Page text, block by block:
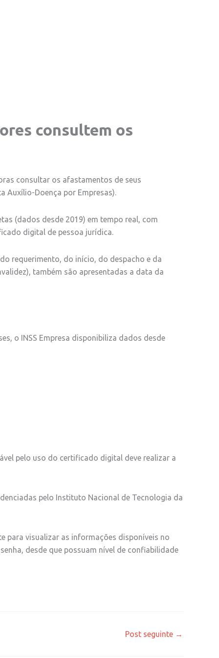
consultem os
consultar os afastamentos de seus
Auxílio-Doença por Empresas).
(dados desde 2019) em tempo real, com
digital de pessoa jurídica.
requerimento, do início, do despacho e da
também são apresentadas a data da
o INSS Empresa disponibiliza dados desde
pelo uso do certificado digital deve realizar a
pelo Instituto Nacional de Tecnologia da
para visualizar as informações disponíveis no
desde que possuam nível de confiabilidade
Post seguinte →